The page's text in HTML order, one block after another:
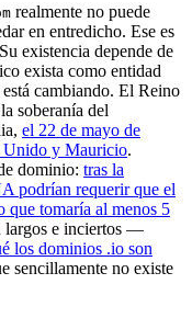
realmente no puede
en entredicho. Ese es
existencia depende de
exista como entidad
cambiando. El Reino
soberanía del
el 22 de mayo de
Unido y Mauricio.
dominio: tras la
podrían requerir que el
que tomaría al menos 5
largos e inciertos —
los dominios .io son
sencillamente no existe